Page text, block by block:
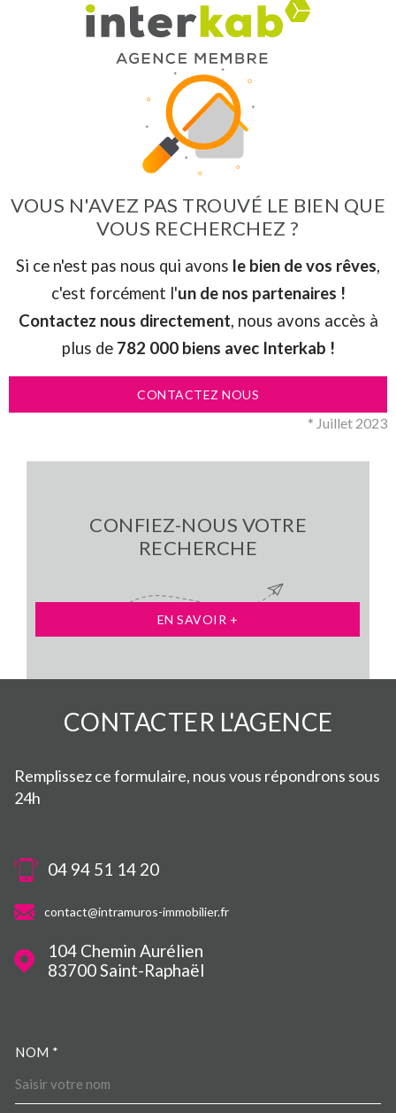
VOUS N'AVEZ PAS TROUVÉ LE BIEN QUE
VOUS RECHERCHEZ ?
Si ce n'est pas nous qui avons le bien de vos rêves,
c'est forcément l'un de nos partenaires !
Contactez nous directement, nous avons accès à
plus de 782 000 biens avec Interkab !
CONTACTEZ NOUS
* Juillet 2023
CONFIEZ-NOUS VOTRE
RECHERCHE
EN SAVOIR +
CONTACTER L'AGENCE
Remplissez ce formulaire, nous vous répondrons sous
24h
04 94 51 14 20
contact@intramuros-immobilier.fr
104 Chemin Aurélien
83700
Saint-Raphaël
NOM *